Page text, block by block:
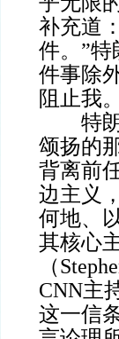
补充道
件。”
件事除
阻止我
特朗
颂扬的
背离前
边主义
何地、
其核心
（
CNN主
这一信